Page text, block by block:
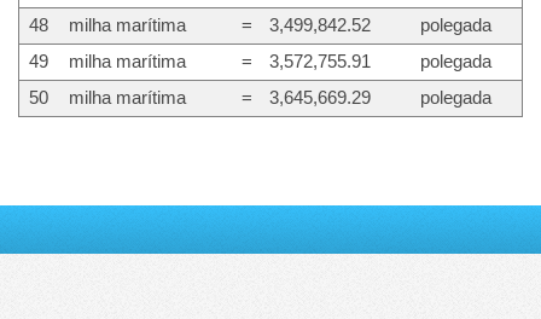
48
milha marítima = 3,499,842.52
polegada
49
milha marítima = 3,572,755.91
polegada
50
milha marítima = 3,645,669.29 polegada